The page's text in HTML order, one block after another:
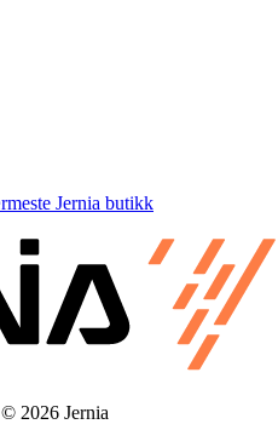
Jernia butikk
2026 Jernia